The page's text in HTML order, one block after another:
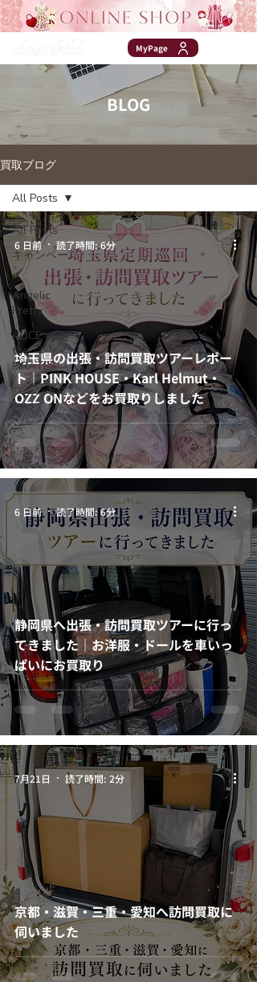
MyPage
BLOG
買取ブログ
All Posts
キャンペー
ン
Angelic
Pretty
ALICE and
the
PIRATES
ブランドに
ついて
All Posts
埼玉県の出張・訪問買取ツアーレポー
ト｜PINK HOUSE・Karl Helmut・
OZZ ONなどをお買取りしました
6 日前 読了時間: 6分
静岡県へ出張・訪問買取ツアーに行っ
てきました｜お洋服・ドールを車いっ
ぱいにお買取り
6 日前 読了時間: 6分
京都・滋賀・三重・愛知へ訪問買取に
伺いました
7月21日 読了時間: 2分